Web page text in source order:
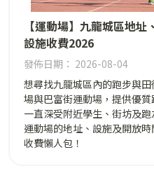
【運動場】九龍城區地
設施收費2026
發佈日期： 2026-08-04
想尋找九龍城區內的跑步與
場與巴富街運動場，提供優
一直深受附近學生、街坊及
運動場的地址、設施及開放
收費懶人包！